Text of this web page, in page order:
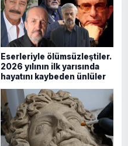
Eserleriyle ölümsüzleştiler.
2026 yılının ilk yarısında
hayatını kaybeden ünlüler